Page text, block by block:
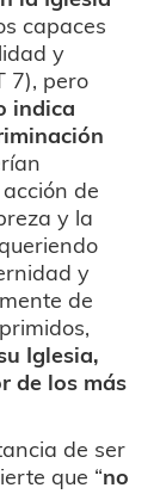
capaces
y
7), pero
indica
de
y la
y
de
Iglesia,
de los más
de ser
que “no